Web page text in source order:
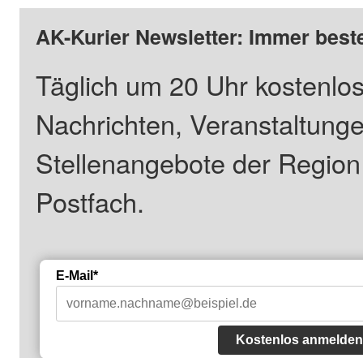
AK-Kurier Newsletter: Immer
Täglich um 20 Uhr
Nachrichten,
Stellenangebote der
Postfach.
E-Mail*
Kostenlos anmelden